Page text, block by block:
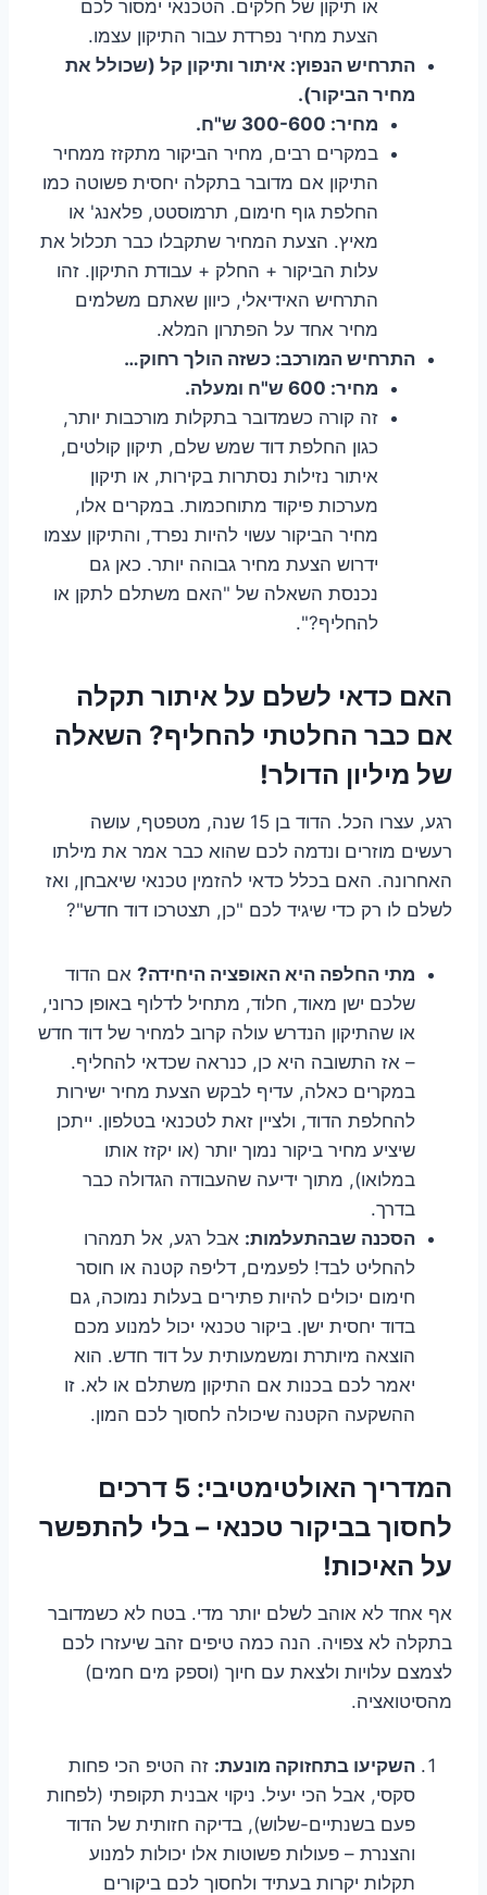
או תיקון של חלקים. הטכנאי ימסור לכם
הצעת מחיר נפרדת עבור התיקון עצמו.
התרחיש הנפוץ: איתור ותיקון קל (שכולל את
מחיר הביקור).
מחיר: 300-600 ש"ח.
במקרים רבים, מחיר הביקור מתקזז ממחיר
התיקון אם מדובר בתקלה יחסית פשוטה כמו
החלפת גוף חימום, תרמוסטט, פלאנג' או
מאיץ. הצעת המחיר שתקבלו כבר תכלול את
עלות הביקור + החלק + עבודת התיקון. זהו
התרחיש האידיאלי, כיוון שאתם משלמים
מחיר אחד על הפתרון המלא.
התרחיש המורכב: כשזה הולך רחוק…
מחיר: 600 ש"ח ומעלה.
זה קורה כשמדובר בתקלות מורכבות יותר,
כגון החלפת דוד שמש שלם, תיקון קולטים,
איתור נזילות נסתרות בקירות, או תיקון
מערכות פיקוד מתוחכמות. במקרים אלו,
מחיר הביקור עשוי להיות נפרד, והתיקון עצמו
ידרוש הצעת מחיר גבוהה יותר. כאן גם
נכנסת השאלה של "האם משתלם לתקן או
להחליף?".
האם כדאי לשלם על איתור תקלה
אם כבר החלטתי להחליף? השאלה
של מיליון הדולר!
רגע, עצרו הכל. הדוד בן 15 שנה, מטפטף, עושה
רעשים מוזרים ונדמה לכם שהוא כבר אמר את מילתו
האחרונה. האם בכלל כדאי להזמין טכנאי שיאבחן, ואז
לשלם לו רק כדי שיגיד לכם "כן, תצטרכו דוד חדש"?
מתי החלפה היא האופציה היחידה? אם הדוד
שלכם ישן מאוד, חלוד, מתחיל לדלוף באופן כרוני,
או שהתיקון הנדרש עולה קרוב למחיר של דוד חדש
– אז התשובה היא כן, כנראה שכדאי להחליף.
במקרים כאלה, עדיף לבקש הצעת מחיר ישירות
להחלפת הדוד, ולציין זאת לטכנאי בטלפון. ייתכן
שיציע מחיר ביקור נמוך יותר (או יקזז אותו
במלואו), מתוך ידיעה שהעבודה הגדולה כבר
בדרך.
הסכנה שבהתעלמות: אבל רגע, אל תמהרו
להחליט לבד! לפעמים, דליפה קטנה או חוסר
חימום יכולים להיות פתירים בעלות נמוכה, גם
בדוד יחסית ישן. ביקור טכנאי יכול למנוע מכם
הוצאה מיותרת ומשמעותית על דוד חדש. הוא
יאמר לכם בכנות אם התיקון משתלם או לא. זו
ההשקעה הקטנה שיכולה לחסוך לכם המון.
המדריך האולטימטיבי: 5 דרכים
לחסוך בביקור טכנאי – בלי להתפשר
על האיכות!
אף אחד לא אוהב לשלם יותר מדי. בטח לא כשמדובר
בתקלה לא צפויה. הנה כמה טיפים זהב שיעזרו לכם
לצמצם עלויות ולצאת עם חיוך (וספק מים חמים)
מהסיטואציה.
השקיעו בתחזוקה מונעת: זה הטיפ הכי פחות
סקסי, אבל הכי יעיל. ניקוי אבנית תקופתי (לפחות
פעם בשנתיים-שלוש), בדיקה חזותית של הדוד
והצנרת – פעולות פשוטות אלו יכולות למנוע
תקלות יקרות בעתיד ולחסוך לכם ביקורים